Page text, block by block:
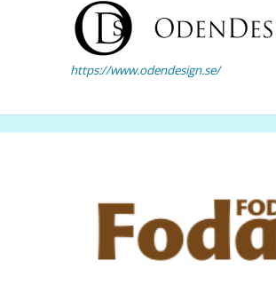
https://www.odendesign.se/